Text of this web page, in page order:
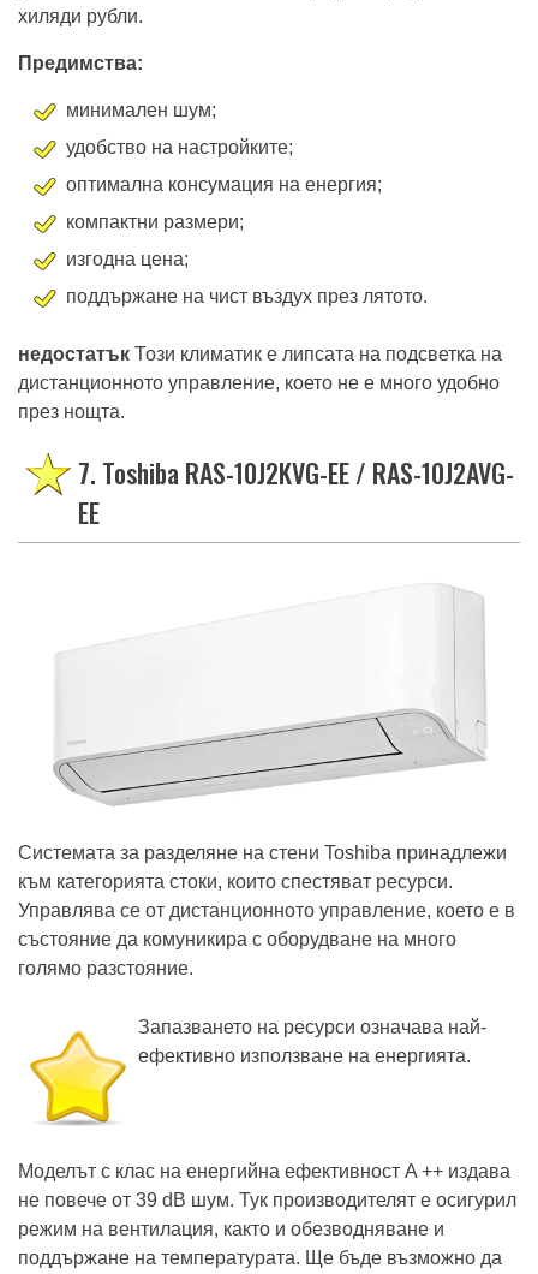
хиляди рубли.
Предимства:
минимален шум;
удобство на настройките;
оптимална консумация на енергия;
компактни размери;
изгодна цена;
поддържане на чист въздух през лятото.
недостатък Този климатик е липсата на подсветка на
дистанционното управление, което не е много удобно
през нощта.
7. Toshiba RAS-10J2KVG-EE / RAS-10J2AVG-
EE
Системата за разделяне на стени Toshiba принадлежи
към категорията стоки, които спестяват ресурси.
Управлява се от дистанционното управление, което е в
състояние да комуникира с оборудване на много
голямо разстояние.
Запазването на ресурси означава най-
ефективно използване на енергията.
Моделът с клас на енергийна ефективност A ++ издава
не повече от 39 dB шум. Тук производителят е осигурил
режим на вентилация, както и обезводняване и
поддържане на температурата. Ще бъде възможно да